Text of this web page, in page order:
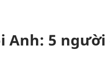
Anh: 5 người